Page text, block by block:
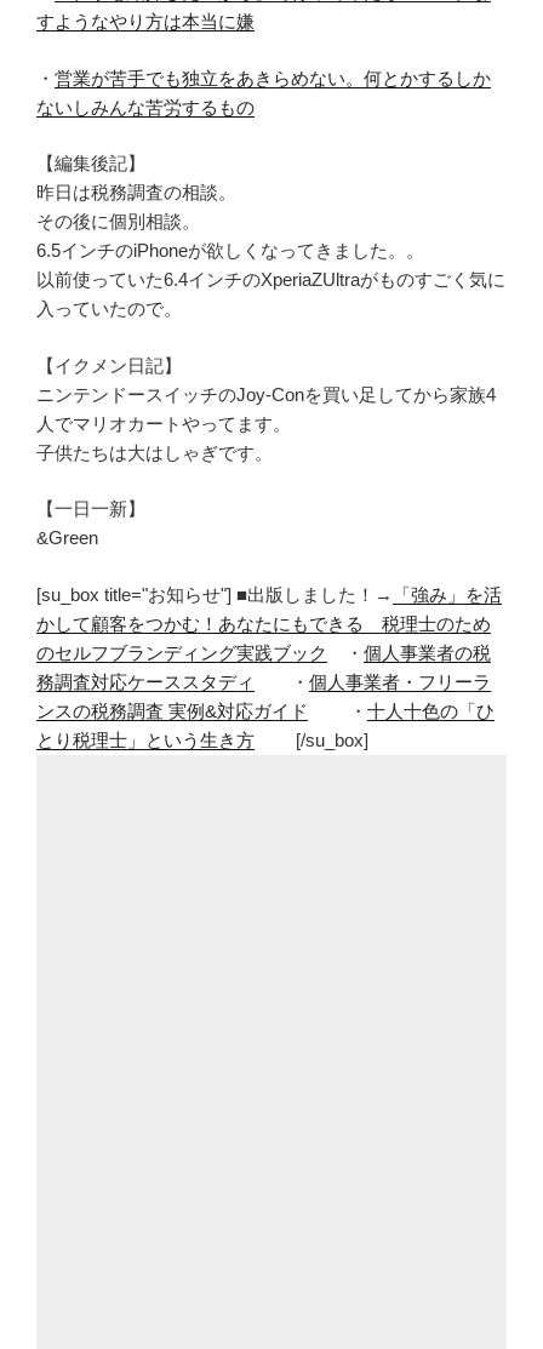
すようなやり方は本当に嫌
・ 営業が苦手でも独立をあきらめない。何とかするしか
ないしみんな苦労するもの
【編集後記】
昨日は税務調査の相談。
その後に個別相談。
6.5インチのiPhoneが欲しくなってきました。。
以前使っていた6.4インチのXperiaZUltraがものすごく気に
入っていたので。
【イクメン日記】
ニンテンドースイッチのJoy-Conを買い足してから家族4
人でマリオカートやってます。
子供たちは大はしゃぎです。
【一日一新】
&Green
[su_box title="お知らせ"] ■出版しました！→
「強み」を活
かして顧客をつかむ！あなたにもできる 税理士のため
のセルフブランディング実践ブック
・ 個人事業者の税
務調査対応ケーススタディ
・ 個人事業者・フリーラ
ンスの税務調査 実例&対応ガイド
・ 十人十色の「ひ
とり税理士」という生き方 [/su_box]